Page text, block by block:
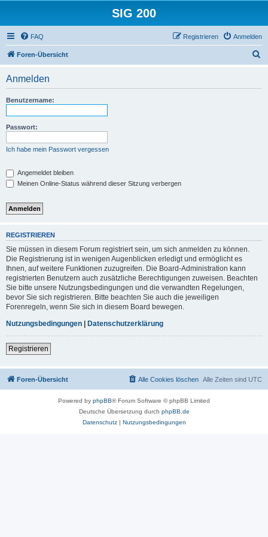
SIG 200
FAQ Anmelden
Registrieren
Foren-Übersicht
Anmelden
Benutzername:
Passwort:
Ich habe mein Passwort vergessen
Angemeldet bleiben
Meinen Online-Status während dieser Sitzung verbergen
REGISTRIEREN
Sie müssen in diesem Forum registriert sein, um sich anmelden zu können.
Die Registrierung ist in wenigen Augenblicken erledigt und ermöglicht es
Ihnen, auf weitere Funktionen zuzugreifen. Die Board-Administration kann
registrierten Benutzern auch zusätzliche Berechtigungen zuweisen. Beachten
Sie bitte unsere Nutzungsbedingungen und die verwandten Regelungen,
bevor Sie sich registrieren. Bitte beachten Sie auch die jeweiligen
Forenregeln, wenn Sie sich in diesem Board bewegen.
Nutzungsbedingungen | Datenschutzerklärung
Registrieren
Foren-Übersicht Alle Zeiten sind UTC
Alle Cookies löschen
Powered by phpBB® Forum Software © phpBB Limited
Deutsche Übersetzung durch phpBB.de
Datenschutz| Nutzungsbedingungen